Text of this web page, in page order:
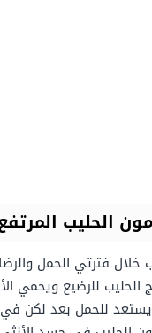
الحليب
خلال فترتي الحمل
الحليب للرضيع ويحمي
للحمل بعد لكن